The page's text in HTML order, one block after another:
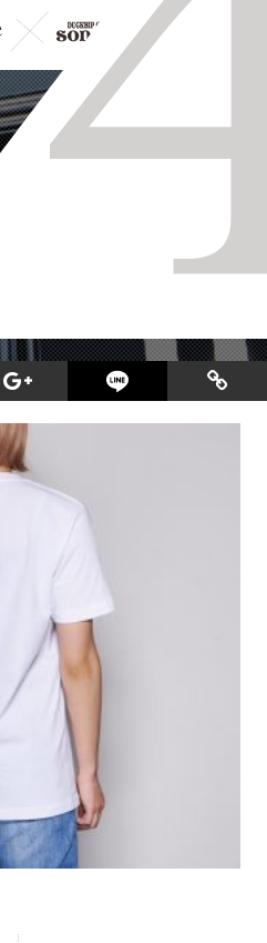
135726